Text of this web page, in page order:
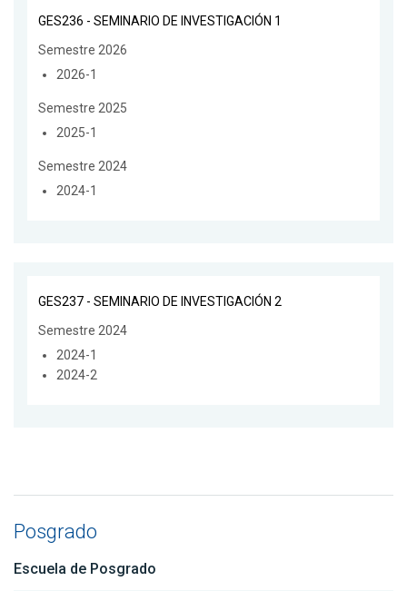
GES236 - SEMINARIO DE INVESTIGACIÓN 1
Semestre 2026
2026-1
Semestre 2025
2025-1
Semestre 2024
2024-1
GES237 - SEMINARIO DE INVESTIGACIÓN 2
Semestre 2024
2024-1
2024-2
Posgrado
Escuela de Posgrado